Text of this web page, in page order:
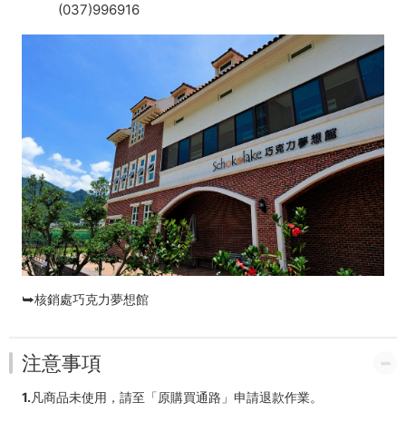
(037)996916
⮩核銷處巧克力夢想館
注意事項
1. 凡商品未使用，請至「原購買通路」申請退款作業。